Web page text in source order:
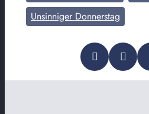
Unsinniger Donnerstag